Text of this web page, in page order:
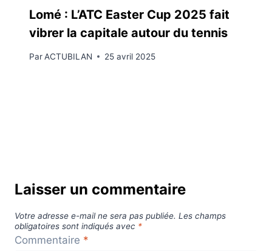
Lomé : L’ATC Easter Cup 2025 fait
vibrer la capitale autour du tennis
ParACTUBILAN 25 avril 2025
Laisser un commentaire
Votre adresse e-mail ne sera pas publiée. Les champs
obligatoires sont indiqués avec *
Commentaire *